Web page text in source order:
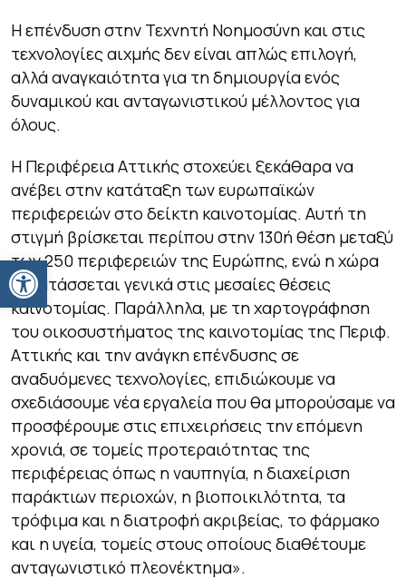
Ανοίξτε τη γραμμή εργαλείων
Η επένδυση στην Τεχνητή Νοημοσύνη και στις
τεχνολογίες αιχμής δεν είναι απλώς επιλογή,
αλλά αναγκαιότητα για τη δημιουργία ενός
δυναμικού και ανταγωνιστικού μέλλοντος για
όλους.
Η Περιφέρεια Αττικής στοχεύει ξεκάθαρα να
ανέβει στην κατάταξη των ευρωπαϊκών
περιφερειών στο δείκτη καινοτομίας. Αυτή τη
στιγμή βρίσκεται περίπου στην 130ή θέση μεταξύ
των 250 περιφερειών της Ευρώπης, ενώ η χώρα
κατατάσσεται γενικά στις μεσαίες θέσεις
καινοτομίας. Παράλληλα, με τη χαρτογράφηση
του οικοσυστήματος της καινοτομίας της Περιφ.
Αττικής και την ανάγκη επένδυσης σε
αναδυόμενες τεχνολογίες, επιδιώκουμε να
σχεδιάσουμε νέα εργαλεία που θα μπορούσαμε να
προσφέρουμε στις επιχειρήσεις την επόμενη
χρονιά, σε τομείς προτεραιότητας της
περιφέρειας όπως η ναυπηγία, η διαχείριση
παράκτιων περιοχών, η βιοποικιλότητα, τα
τρόφιμα και η διατροφή ακριβείας, το φάρμακο
και η υγεία, τομείς στους οποίους διαθέτουμε
ανταγωνιστικό πλεονέκτημα».